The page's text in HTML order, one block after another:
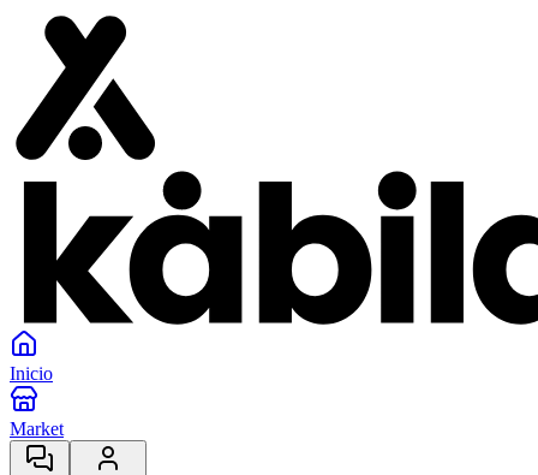
Inicio
Market